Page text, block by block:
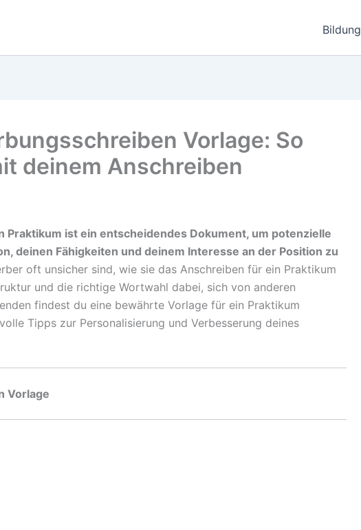
Bildung
Vorlage: So
deinem Anschreiben
Praktikum ist ein entscheidendes Dokument, um potenzielle
deinen Fähigkeiten und deinem Interesse an der Position zu
oft unsicher sind, wie sie das Anschreiben für ein Praktikum
und die richtige Wortwahl dabei, sich von anderen
findest du eine bewährte Vorlage für ein Praktikum
Tipps zur Personalisierung und Verbesserung deines
Vorlage